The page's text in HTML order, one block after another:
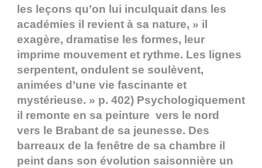
les leçons qu’on lui inculquait dans les
académies il revient à sa nature, » il
exagère, dramatise les formes, leur
imprime mouvement et rythme. Les lignes
serpentent, ondulent se soulèvent,
animées d’une vie fascinante et
mystérieuse. » p. 402) Psychologiquement
il remonte en sa peinture vers le nord
vers le Brabant de sa jeunesse. Des
barreaux de la fenêtre de sa chambre il
peint dans son évolution saisonnière un